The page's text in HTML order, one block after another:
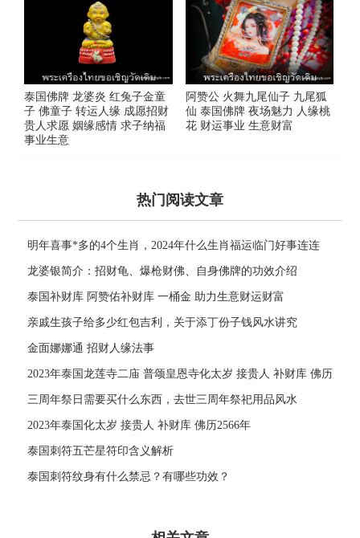
泰国佛牌 龙婆炎 红兔子金童
子 佛童子 转运人缘 成愿招财
贵人求愿 姻缘感情 求子纳福
事业生意
阿赞公 火舞九尾仙子 九尾狐
仙 泰国佛牌 夜场魅力 人缘桃
花 财运事业 生意财富
热门阅读文章
明年喜事*多的4个生肖，2024年什么生肖福运临门好事连连
龙婆银简介：招财龟、爆枪财佛、自身佛牌的功效介绍
泰国补财库 阿赞佑补财库 一桶金 助力生意财运财富
亲戚生孩子给多少红包吉利，关于添丁份子钱风水讲究
金面娜娜通 招财人缘法事
2023年泰国龙莲寺二庙 普颂皇恩寺化太岁 接贵人 补财库 佛历
2566年
三周年祭日需要买什么东西，去世三周年祭祀用品风水
2023年泰国化太岁 接贵人 补财库 佛历2566年
泰国刺符五芒星符印含义解析
泰国刺符纹身有什么禁忌？有哪些功效？